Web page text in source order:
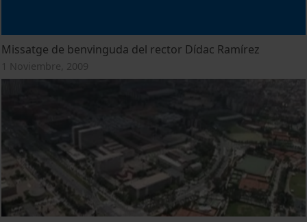
Missatge de benvinguda del rector Dídac Ramírez
1 Noviembre, 2009